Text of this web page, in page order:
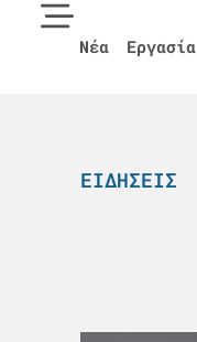
Νέα Εργασία
ΕΙΔΉΣΕΙΣ